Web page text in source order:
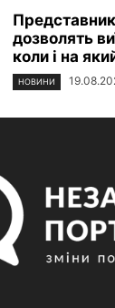
дозволять
коли і на
НОВИНИ